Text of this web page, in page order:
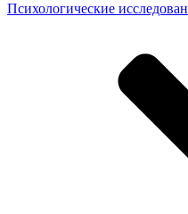
Психологические